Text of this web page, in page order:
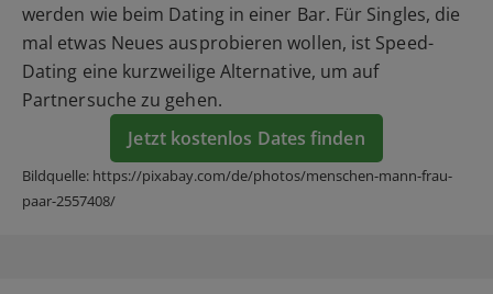
werden wie beim Dating in einer Bar. Für Singles, die
mal etwas Neues ausprobieren wollen, ist Speed-
Dating eine kurzweilige Alternative, um auf
Partnersuche zu gehen.
Jetzt kostenlos Dates finden
Bildquelle: https://pixabay.com/de/photos/menschen-mann-frau-
paar-2557408/